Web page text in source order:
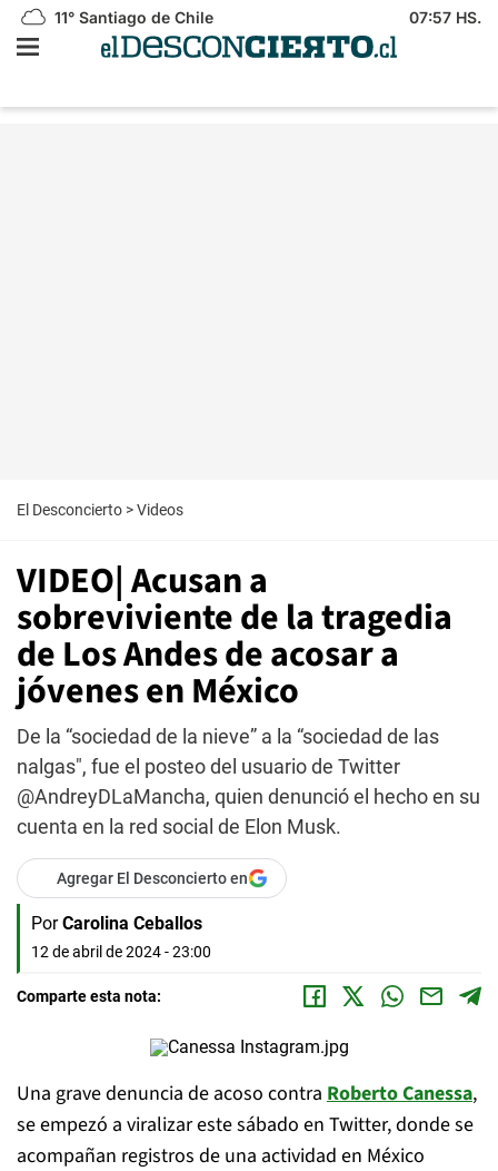
11° Santiago de Chile 07:57 HS.
El Desconcierto >Videos
VIDEO| Acusan a
sobreviviente de la tragedia
de Los Andes de acosar a
jóvenes en México
De la “sociedad de la nieve” a la “sociedad de las
nalgas", fue el posteo del usuario de Twitter
@AndreyDLaMancha, quien denunció el hecho en su
cuenta en la red social de Elon Musk.
Agregar El Desconcierto en
Por Carolina Ceballos
12 de abril de 2024 - 23:00
Comparte esta nota:
Una grave denuncia de acoso contra Roberto Canessa,
se empezó a viralizar este sábado en Twitter, donde se
acompañan registros de una actividad en México